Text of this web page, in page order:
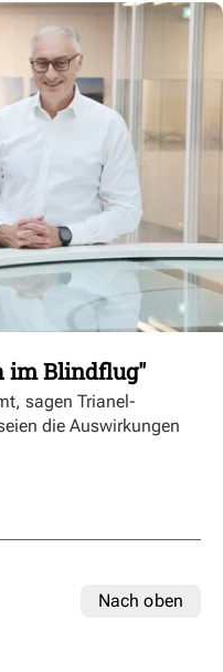
im Blindflug"
sagen Trianel-
die Auswirkungen
Nach oben